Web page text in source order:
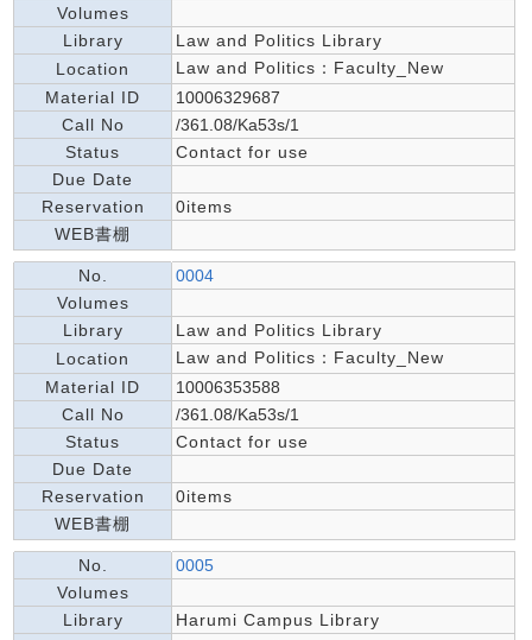
Volumes
Library
Law and Politics Library
Location
Law and Politics：Faculty_New
Material ID
10006329687
Call No
/361.08/Ka53s/1
Status
Contact for use
Due Date
Reservation
0items
WEB書棚
No.
0004
Volumes
Library
Law and Politics Library
Location
Law and Politics：Faculty_New
Material ID
10006353588
Call No
/361.08/Ka53s/1
Status
Contact for use
Due Date
Reservation
0items
WEB書棚
No.
0005
Volumes
Library
Harumi Campus Library